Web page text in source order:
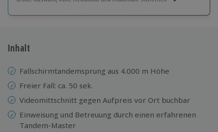
Jeder Gutschein für alle Erlebnisse einlösbar.
Inhalt
Fallschirmtandemsprung aus 4.000 m Höhe
Freier Fall: ca. 50 sek.
Videomittschnitt gegen Aufpreis vor Ort buchbar
Einweisung und Betreuung durch einen erfahrenen
Tandem-Master